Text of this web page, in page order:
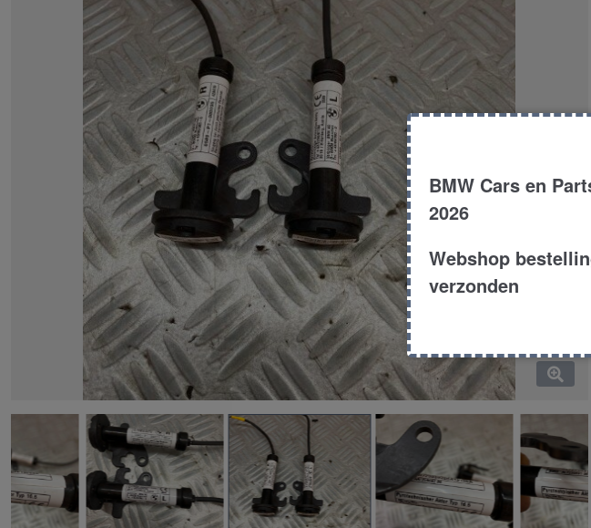
BMW Cars en
2026
Webshop
verzonden